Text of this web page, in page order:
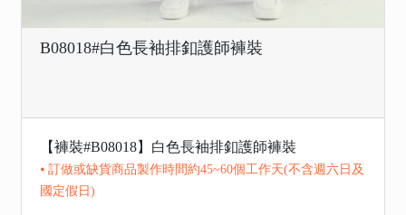
B08018#白色長袖排釦護師褲裝
【褲裝#B08018】白色長袖排釦護師褲裝
⦁ 訂做或缺貨商品製作時間約45~60個工作天(不含週六日及
國定假日)